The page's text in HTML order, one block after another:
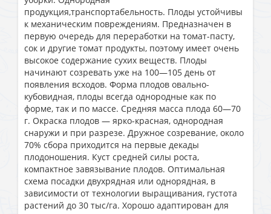
продукция,транспортабельность. Плоды устойчивы
к механическим повреждениям. Предназначен в
первую очередь для переработки на томат-пасту,
сок и другие томат продукты, поэтому имеет очень
высокое содержание сухих веществ. Плоды
начинают созревать уже на 100—105 день от
появления всходов. Форма плодов овально-
кубовидная, плоды всегда однородные как по
форме, так и по массе. Средняя масса плода 60—70
г. Окраска плодов — ярко-красная, однородная
снаружи и при разрезе. Дружное созревание, около
70% сбора приходится на первые декады
плодоношения. Куст средней силы роста,
компактное завязывание плодов. Оптимальная
схема посадки двухрядная или однорядная, в
зависимости от технологии выращивания, густота
растений до 30 тыс/га. Хорошо адаптирован для